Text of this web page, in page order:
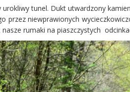
tunel. Dukt utwardzony
przez niewprawionych
rumaki na piaszczystych